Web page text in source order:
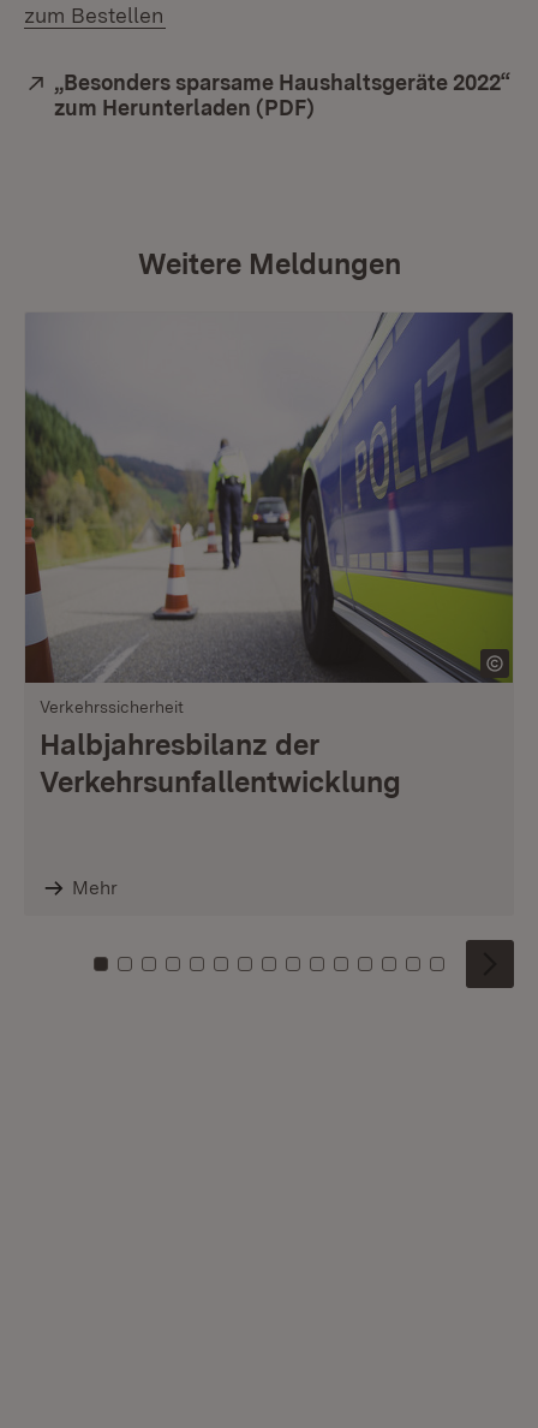
zum Bestellen
Extern:
„Besonders sparsame Haushaltsgeräte 2022“
zum Herunterladen (PDF)
Weitere Meldungen
Verkehrssicherheit
Halbjahresbilanz der
Verkehrsunfallentwicklung
Mehr
Zu Kachel: 0
Zu Kachel: 1
Zu Kachel: 2
Zu Kachel: 3
Zu Kachel: 4
Zu Kachel: 5
Zu Kachel: 6
Zu Kachel: 7
Zu Kachel: 8
Zu Kachel: 9
Zu Kachel: 10
Zu Kachel: 11
Zu Kachel: 12
Zu Kachel:
Zu